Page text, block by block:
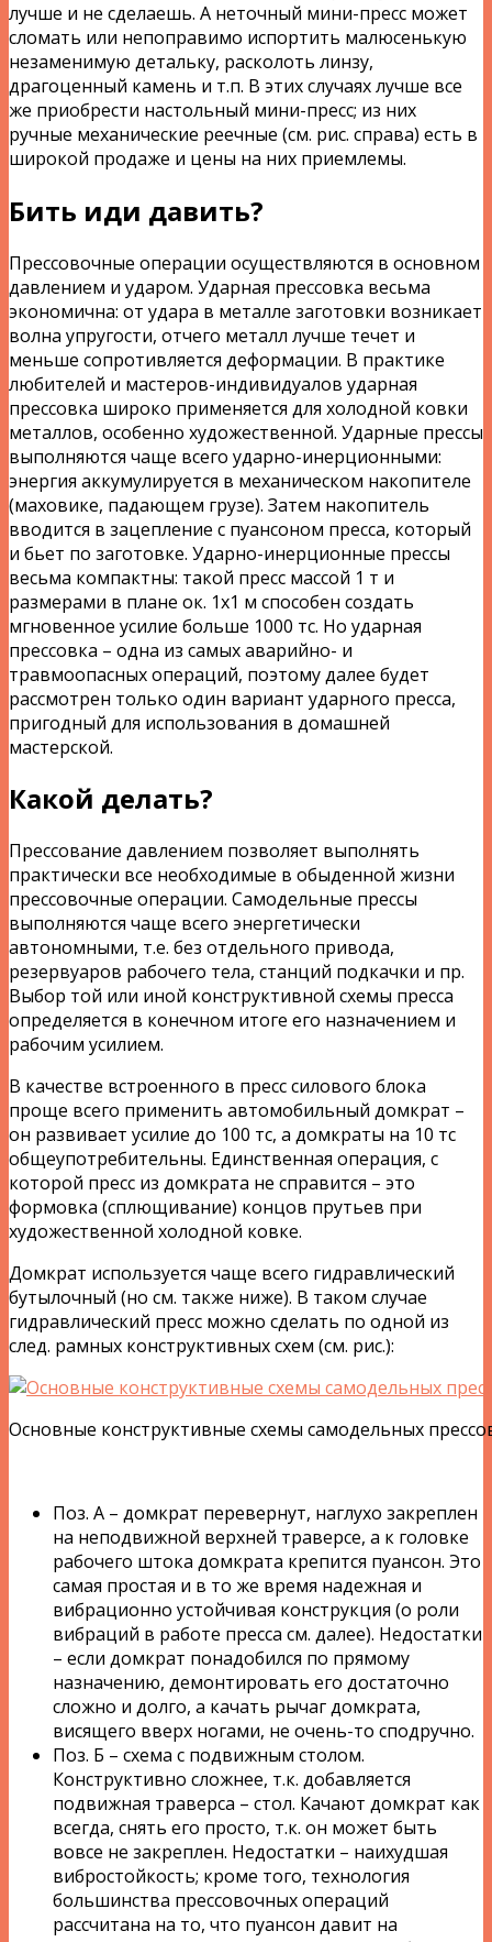
лучше и не сделаешь. А неточный мини-пресс может
сломать или непоправимо испортить малюсенькую
незаменимую детальку, расколоть линзу,
драгоценный камень и т.п. В этих случаях лучше все
же приобрести настольный мини-пресс; из них
ручные механические реечные (см. рис. справа) есть в
широкой продаже и цены на них приемлемы.
Бить иди давить?
Прессовочные операции осуществляются в основном
давлением и ударом. Ударная прессовка весьма
экономична: от удара в металле заготовки возникает
волна упругости, отчего металл лучше течет и
меньше сопротивляется деформации. В практике
любителей и мастеров-индивидуалов ударная
прессовка широко применяется для холодной ковки
металлов, особенно художественной. Ударные прессы
выполняются чаще всего ударно-инерционными:
энергия аккумулируется в механическом накопителе
(маховике, падающем грузе). Затем накопитель
вводится в зацепление с пуансоном пресса, который
и бьет по заготовке. Ударно-инерционные прессы
весьма компактны: такой пресс массой 1 т и
размерами в плане ок. 1х1 м способен создать
мгновенное усилие больше 1000 тс. Но ударная
прессовка – одна из самых аварийно- и
травмоопасных операций, поэтому далее будет
рассмотрен только один вариант ударного пресса,
пригодный для использования в домашней
мастерской.
Какой делать?
Прессование давлением позволяет выполнять
практически все необходимые в обыденной жизни
прессовочные операции. Самодельные прессы
выполняются чаще всего энергетически
автономными, т.е. без отдельного привода,
резервуаров рабочего тела, станций подкачки и пр.
Выбор той или иной конструктивной схемы пресса
определяется в конечном итоге его назначением и
рабочим усилием.
В качестве встроенного в пресс силового блока
проще всего применить автомобильный домкрат –
он развивает усилие до 100 тс, а домкраты на 10 тс
общеупотребительны. Единственная операция, с
которой пресс из домкрата не справится – это
формовка (сплющивание) концов прутьев при
художественной холодной ковке.
Домкрат используется чаще всего гидравлический
бутылочный (но см. также ниже). В таком случае
гидравлический пресс можно сделать по одной из
след. рамных конструктивных схем (см. рис.):
Основные конструктивные схемы самодельных
Поз. А – домкрат перевернут, наглухо закреплен
на неподвижной верхней траверсе, а к головке
рабочего штока домкрата крепится пуансон. Это
самая простая и в то же время надежная и
вибрационно устойчивая конструкция (о роли
вибраций в работе пресса см. далее). Недостатки
– если домкрат понадобился по прямому
назначению, демонтировать его достаточно
сложно и долго, а качать рычаг домкрата,
висящего вверх ногами, не очень-то сподручно.
Поз. Б – схема с подвижным столом.
Конструктивно сложнее, т.к. добавляется
подвижная траверса – стол. Качают домкрат как
всегда, снять его просто, т.к. он может быть
вовсе не закреплен. Недостатки – наихудшая
вибростойкость; кроме того, технология
большинства прессовочных операций
рассчитана на то, что пуансон давит на